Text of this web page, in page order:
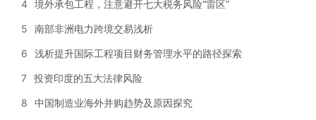
4 境外承包工程，注意避开七大税务风险“雷区”
5 南部非洲电力跨境交易浅析
6 浅析提升国际工程项目财务管理水平的路径探索
7 投资印度的五大法律风险
8 中国制造业海外并购趋势及原因探究